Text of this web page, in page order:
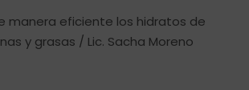
manera eficiente los hidratos de
y grasas / Lic. Sacha Moreno